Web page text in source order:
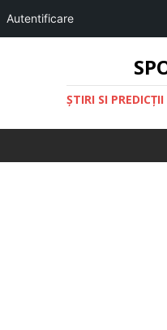
Autentificare
ŞTIRI SI